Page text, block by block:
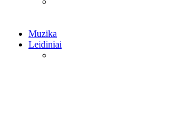
Muzika
Leidiniai